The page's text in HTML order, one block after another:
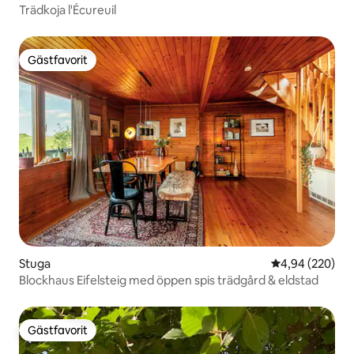
Trädkoja l'Écureuil
Gästfavorit
Gästfavorit
Stuga 4,94 av 5 i
4,94 (220)
Blockhaus Eifelsteig med öppen spis trädgård & eldstad
Gästfavorit
Gästfavorit